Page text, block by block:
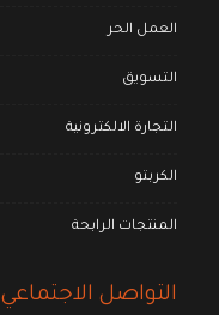
العمل الحر
التسويق
التجارة الالكترونية
الكربتو
المنتجات الرابحة
التواصل الاجتماعي